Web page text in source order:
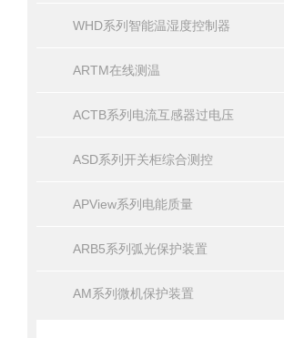
WHD系列智能温湿度控制器
ARTM在线测温
ACTB系列电流互感器过电压
ASD系列开关柜综合测控
APView系列电能质量
ARB5系列弧光保护装置
AM系列微机保护装置